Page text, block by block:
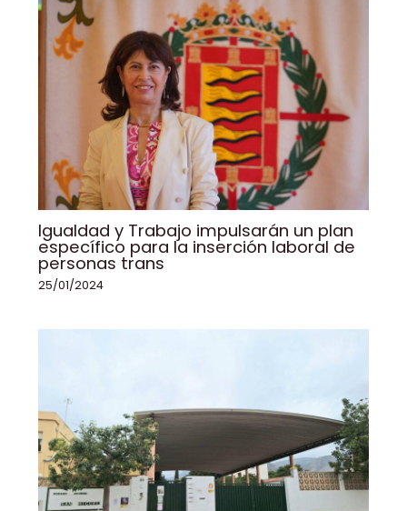
Igualdad y Trabajo impulsarán un plan
específico para la inserción laboral de
personas trans
25/01/2024